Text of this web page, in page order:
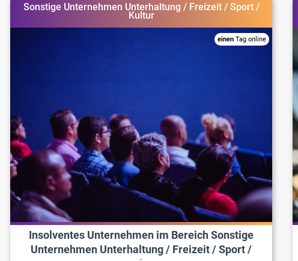
Sonstige Unternehmen Unterhaltung / Freizeit / Sport /
Kultur
einen Tag online
Insolventes Unternehmen im Bereich Sonstige
Unternehmen Unterhaltung / Freizeit / Sport /